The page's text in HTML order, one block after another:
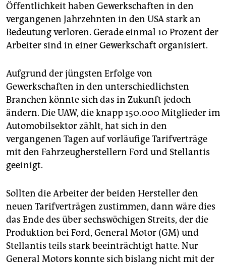
Öffentlichkeit haben Gewerkschaften in den
vergangenen Jahrzehnten in den USA stark an
Bedeutung verloren. Gerade einmal 10 Prozent der
Arbeiter sind in einer Gewerkschaft organisiert.
Aufgrund der jüngsten Erfolge von
Gewerkschaften in den unterschiedlichsten
Branchen könnte sich das in Zukunft jedoch
ändern. Die UAW, die knapp 150.000 Mitglieder im
Automobilsektor zählt, hat sich in den
vergangenen Tagen auf vorläufige Tarifverträge
mit den Fahrzeugherstellern Ford und Stellantis
geeinigt.
Sollten die Arbeiter der beiden Hersteller den
neuen Tarifverträgen zustimmen, dann wäre dies
das Ende des über sechswöchigen Streits, der die
Produktion bei Ford, General Motor (GM) und
Stellantis teils stark beeinträchtigt hatte. Nur
General Motors konnte sich bislang nicht mit der